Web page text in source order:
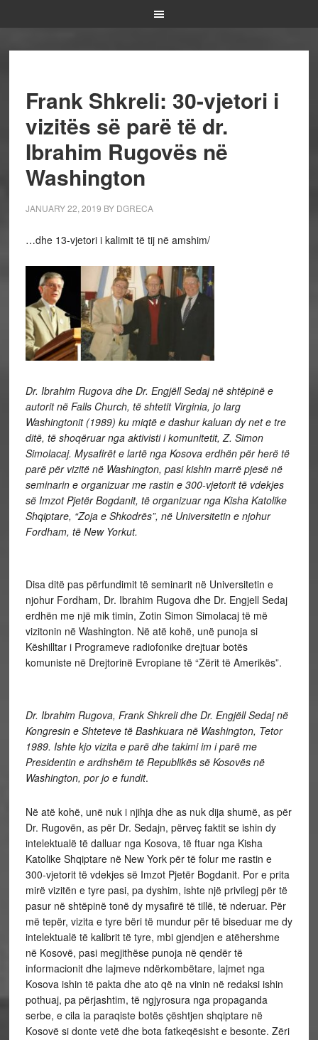
Frank Shkreli: 30-vjetori i
vizitës së parë të dr.
Ibrahim Rugovës në
Washington
JANUARY 22, 2019 BY DGRECA
…dhe 13-vjetori i kalimit të tij në amshim/
Dr. Ibrahim Rugova dhe Dr. Engjëll Sedaj në shtëpinë e
autorit në Falls Church, të shtetit Virginia, jo larg
Washingtonit (1989) ku miqtë e dashur kaluan dy net e tre
ditë, të shoqëruar nga aktivisti i komunitetit, Z. Simon
Simolacaj. Mysafirët e lartë nga Kosova erdhën për herë të
parë për vizitë në Washington, pasi kishin marrë pjesë në
seminarin e organizuar me rastin e 300-vjetorit të vdekjes
së Imzot Pjetër Bogdanit, të organizuar nga Kisha Katolike
Shqiptare, “Zoja e Shkodrës”, në Universitetin e njohur
Fordham, të New Yorkut.
Disa ditë pas përfundimit të seminarit në Universitetin e
njohur Fordham, Dr. Ibrahim Rugova dhe Dr. Engjell Sedaj
erdhën me një mik timin, Zotin Simon Simolacaj të më
vizitonin në Washington. Në atë kohë, unë punoja si
Këshilltar i Programeve radiofonike drejtuar botës
komuniste në Drejtorinë Evropiane të “Zërit të Amerikës”.
Dr. Ibrahim Rugova, Frank Shkreli dhe Dr. Engjëll Sedaj në
Kongresin e Shteteve të Bashkuara në Washington, Tetor
1989. Ishte kjo vizita e parë dhe takimi im i parë me
Presidentin e ardhshëm të Republikës së Kosovës në
Washington, por jo e fundit.
Në atë kohë, unë nuk i njihja dhe as nuk dija shumë, as për
Dr. Rugovën, as për Dr. Sedajn, përveç faktit se ishin dy
intelektualë të dalluar nga Kosova, të ftuar nga Kisha
Katolike Shqiptare në New York për të folur me rastin e
300-vjetorit të vdekjes së Imzot Pjetër Bogdanit. Por e prita
mirë vizitën e tyre pasi, pa dyshim, ishte një privilegj për të
pasur në shtëpinë tonë dy mysafirë të tillë, të nderuar. Për
më tepër, vizita e tyre bëri të mundur për të biseduar me dy
intelektualë të kalibrit të tyre, mbi gjendjen e atëhershme
në Kosovë, pasi megjithëse punoja në qendër të
informacionit dhe lajmeve ndërkombëtare, lajmet nga
Kosova ishin të pakta dhe ato që na vinin në redaksi ishin
pothuaj, pa përjashtim, të ngjyrosura nga propaganda
serbe, e cila ia paraqiste botës çështjen shqiptare në
Kosovë si donte vetë dhe bota fatkeqësisht e besonte. Zëri